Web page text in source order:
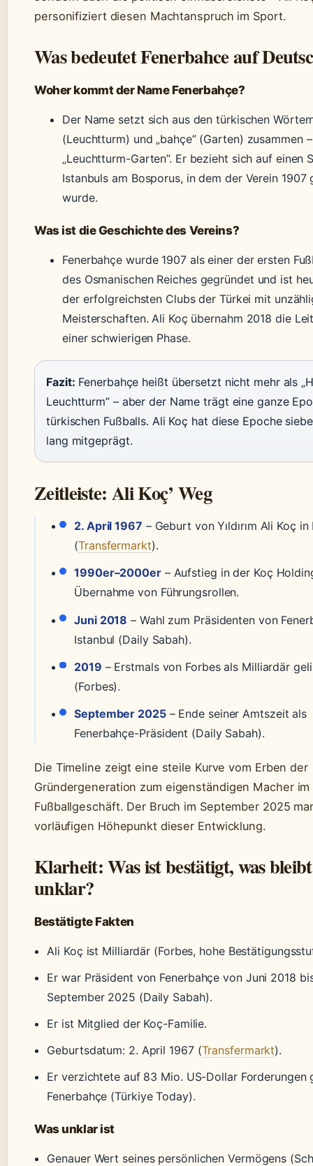
personifiziert diesen Machtanspruch im Sport.
Was bedeutet Fenerbahce auf
Woher kommt der Name Fenerbahçe?
Der Name setzt sich aus den türkischen
(Leuchtturm) und „bahçe” (Garten) zusammen –
„Leuchtturm-Garten”. Er bezieht sich auf einen
Istanbuls am Bosporus, in dem der Verein 1907
wurde.
Was ist die Geschichte des Vereins?
Fenerbahçe wurde 1907 als einer der ersten
des Osmanischen Reiches gegründet und ist
der erfolgreichsten Clubs der Türkei mit
Meisterschaften. Ali Koç übernahm 2018 die
einer schwierigen Phase.
Fazit: Fenerbahçe heißt übersetzt nicht mehr als
Leuchtturm” – aber der Name trägt eine ganze
türkischen Fußballs. Ali Koç hat diese Epoche
lang mitgeprägt.
Zeitleiste: Ali Koç’ Weg
2. April 1967 – Geburt von Yıldırım Ali Koç
(Transfermarkt).
1990er–2000er– Aufstieg in der Koç
Übernahme von Führungsrollen.
Juni 2018 – Wahl zum Präsidenten von
Istanbul (Daily Sabah).
2019 – Erstmals von Forbes als Milliardär
(Forbes).
September 2025– Ende seiner Amtszeit als
Fenerbahçe-Präsident (Daily Sabah).
Die Timeline zeigt eine steile Kurve vom Erben der
Gründergeneration zum eigenständigen Macher im
Fußballgeschäft. Der Bruch im September 2025
vorläufigen Höhepunkt dieser Entwicklung.
Klarheit: Was ist bestätigt, was bleibt
unklar?
Bestätigte Fakten
Ali Koç ist Milliardär (Forbes, hohe
Er war Präsident von Fenerbahçe von Juni 2018
September 2025 (Daily Sabah).
Er ist Mitglied der Koç-Familie.
Geburtsdatum: 2. April 1967 (Transfermarkt).
Er verzichtete auf 83 Mio. US-Dollar Forderungen
Fenerbahçe (Türkiye Today).
Was unklar ist
Genauer Wert seines persönlichen Vermögens